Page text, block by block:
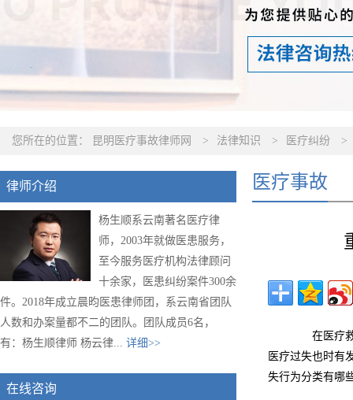
您所在的位置： 昆明医疗事故律师网 > 法律知识 > 医疗纠纷 >
律师介绍
杨生顺系云南著名医疗律
师，2003年就做医患服务，
至今服务医疗机构法律顾问
十余家，医患纠纷案件300余
件。2018年成立晨昀医患律师团，系云南省团队
人数和办案量都不二的团队。团队成员6名，
有：杨生顺律师 杨云律... 详细>>
在线咨询
医疗事故
在医疗救
医疗过失也时有
失行为分类有哪